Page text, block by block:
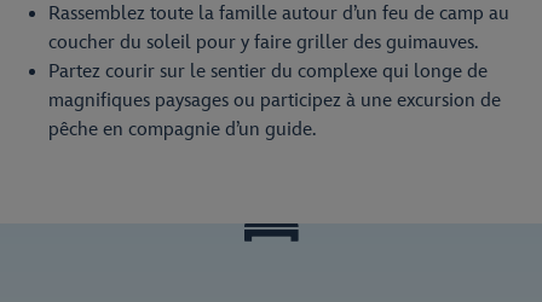
Rassemblez toute la famille autour d’un feu de camp au
coucher du soleil pour y faire griller des guimauves.
Partez courir sur le sentier du complexe qui longe de
magnifiques paysages ou participez à une excursion de
pêche en compagnie d’un guide.